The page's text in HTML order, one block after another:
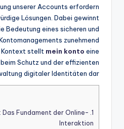
unserer Accounts erfordern
Lösungen. Dabei gewinnt
Bedeutung eines sicheren und
zunehmend
Kontext stellt mein konto eine
Schutz und der effizienten
digitaler Identitäten dar.
1.
Fundament der Online-
Interaktion